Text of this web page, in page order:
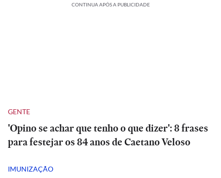
CONTINUA APÓS A PUBLICIDADE
GENTE
'Opino se achar que tenho o que dizer': 8 frases
para festejar os 84 anos de Caetano Veloso
IMUNIZAÇÃO